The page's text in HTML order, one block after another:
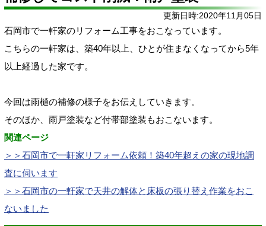
更新日時:2020年11月05日
石岡市で一軒家のリフォーム工事をおこなっています。
こちらの一軒家は、築40年以上、ひとが住まなくなってから5年
以上経過した家です。
今回は雨樋の補修の様子をお伝えしていきます。
そのほか、雨戸塗装など付帯部塗装もおこないます。
関連ページ
＞＞石岡市で一軒家リフォーム依頼！築40年超えの家の現地調
査に伺います
＞＞石岡市の一軒家で天井の解体と床板の張り替え作業をおこ
ないました